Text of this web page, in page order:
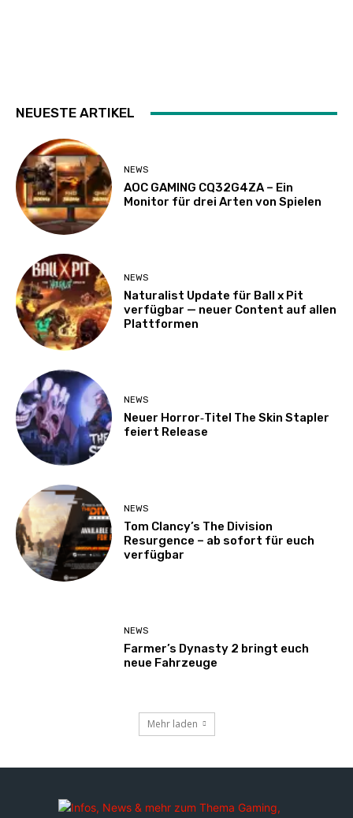
NEUESTE ARTIKEL
NEWS
AOC GAMING CQ32G4ZA – Ein
Monitor für drei Arten von Spielen
NEWS
Naturalist Update für Ball x Pit
verfügbar — neuer Content auf allen
Plattformen
NEWS
Neuer Horror‑Titel The Skin Stapler
feiert Release
NEWS
Tom Clancy’s The Division
Resurgence – ab sofort für euch
verfügbar
NEWS
Farmer’s Dynasty 2 bringt euch
neue Fahrzeuge
Mehr laden